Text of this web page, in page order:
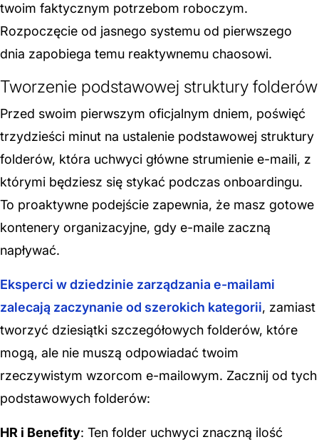
twoim faktycznym potrzebom roboczym.
Rozpoczęcie od jasnego systemu od pierwszego
dnia zapobiega temu reaktywnemu chaosowi.
Tworzenie podstawowej struktury folderów
Przed swoim pierwszym oficjalnym dniem, poświęć
trzydzieści minut na ustalenie podstawowej struktury
folderów, która uchwyci główne strumienie e-maili, z
którymi będziesz się stykać podczas onboardingu.
To proaktywne podejście zapewnia, że masz gotowe
kontenery organizacyjne, gdy e-maile zaczną
napływać.
Eksperci w dziedzinie zarządzania e-mailami
zalecają zaczynanie od szerokich kategorii, zamiast
tworzyć dziesiątki szczegółowych folderów, które
mogą, ale nie muszą odpowiadać twoim
rzeczywistym wzorcom e-mailowym. Zacznij od tych
podstawowych folderów:
HR i Benefity: Ten folder uchwyci znaczną ilość